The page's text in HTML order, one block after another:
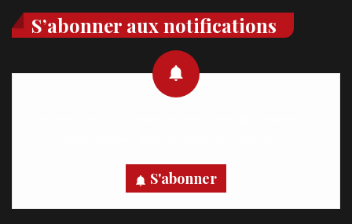
S’abonner aux notifications
S'abonner